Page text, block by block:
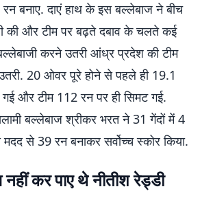
बनाए. दाएं हाथ के इस बल्लेबाज ने बीच
की और टीम पर बढ़ते दबाव के चलते कई
करने उतरी आंध्र प्रदेश की टीम
20 ओवर पूरे होने से पहले ही 19.1
और टीम 112 रन पर ही सिमट गई.
बल्लेबाज श्रीकर भरत ने 31 गेंदों में 4
से 39 रन बनाकर सर्वोच्च स्कोर किया.
कर पाए थे नीतीश रेड्डी